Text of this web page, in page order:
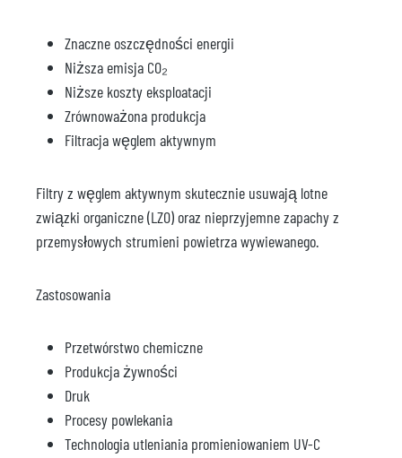
Znaczne oszczędności energii
Niższa emisja CO₂
Niższe koszty eksploatacji
Zrównoważona produkcja
Filtracja węglem aktywnym
Filtry z węglem aktywnym skutecznie usuwają lotne
związki organiczne (LZO) oraz nieprzyjemne zapachy z
przemysłowych strumieni powietrza wywiewanego.
Zastosowania
Przetwórstwo chemiczne
Produkcja żywności
Druk
Procesy powlekania
Technologia utleniania promieniowaniem UV-C